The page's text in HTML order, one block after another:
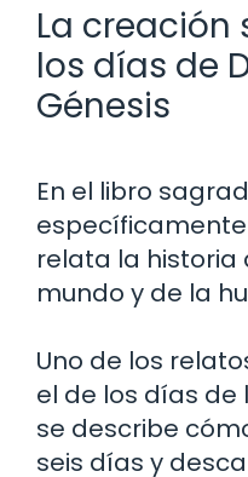
La creación
los días de
Génesis
En el libro
específicamente
relata la historia
mundo y de la
Uno de los
el de los días de
se describe
seis días y